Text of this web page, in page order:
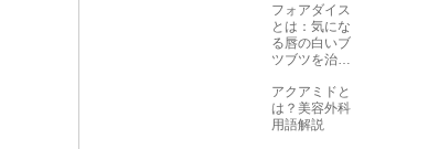
フォアダイス
とは：気にな
る唇の白いブ
ツブツを治す
アクアミドと
は？美容外科
用語解説